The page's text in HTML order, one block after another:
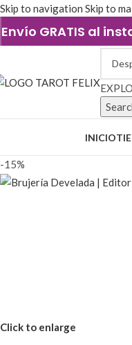
Skip to navigation Skip to
Envío GRATIS al
INICIO
-15%
Click to enlarge